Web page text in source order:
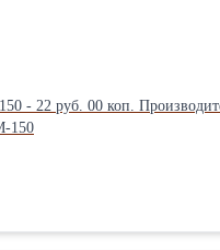
- 22 руб. 00 коп.
150